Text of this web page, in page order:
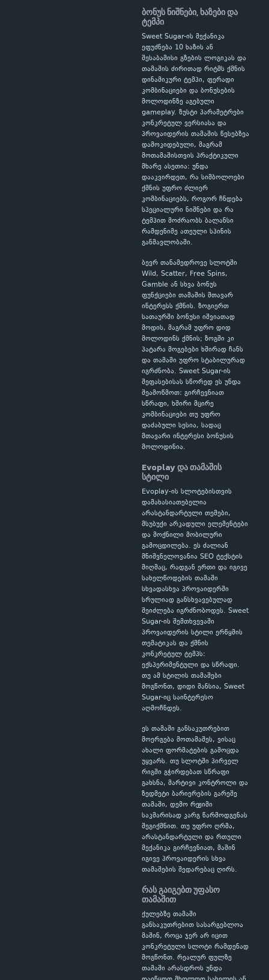
ბონუს ნიშნები, ხაზები და
ტემპი
Sweet Sugar-ის მექანიკა
ეფუძნება 10 ხაზის ან
შესაბამისი გზების ლოგიკას და
თამაშის ძირითად რიტმს ქმნის
დინამიკური ტემპი, ფერადი
კომბინაციები და ბონუსების
მოლოდინზე აგებული
gameplay. ზუსტი პარამეტრები
კონკრეტულ ვერსიასა და
პროვაიდერის თამაშის წესებზეა
დამოკიდებული, მაგრამ
მოთამაშისთვის პრაქტიკული
მხარე ასეთია: უნდა
დააკვირდეთ, რა სიმბოლოები
ქმნის უფრო ძლიერ
კომბინაციებს, როგორ ჩნდება
სპეციალური ნიშნები და რა
ტემპით მოძრაობს ბალანსი
რამდენიმე ათეული სპინის
განმავლობაში.
ბევრ თანამედროვე სლოტში
Wild, Scatter, Free Spins,
Gamble ან სხვა ბონუს
ფუნქციები თამაშის მთავარ
ინტერესს ქმნის. ზოგიერთ
სათაურში ბონუსი იშვიათად
მოდის, მაგრამ უფრო დიდ
მოლოდინს ქმნის; ზოგში კი
პატარა მოგებები ხშირად ჩანს
და თამაში უფრო სტაბილურად
იგრძნობა. Sweet Sugar-ის
შეფასებისას სწორედ ეს უნდა
შეამოწმოთ: გირჩევნიათ
სწრაფი, ხშირი მცირე
კომბინაციები თუ უფრო
დაძაბული სესია, სადაც
მთავარი ინტერესი ბონუსის
მოლოდინია.
Evoplay და თამაშის
სტილი
Evoplay-ის სლოტებისთვის
დამახასიათებელია
არასტანდარტული თემები,
მსუბუქი არკადული ელემენტები
და მოქნილი მობილური
გამოცდილება. ეს ძალიან
მნიშვნელოვანია SEO ტექსტის
მიღმაც, რადგან ერთი და იგივე
სახელწოდების თამაში
სხვადასხვა პროვაიდერში
სრულიად განსხვავებულად
შეიძლება იგრძნობოდეს. Sweet
Sugar-ის შემთხვევაში
პროვაიდერის სტილი ერწყმის
თემატიკას და ქმნის
კონკრეტულ ტემპს:
ექსპერიმენტული და სწრაფი.
თუ ამ სტილის თამაშები
მოგწონთ, დიდი შანსია, Sweet
Sugar-იც საინტერესო
აღმოჩნდეს.
ეს თამაში განსაკუთრებით
მოერგება მოთამაშეს, ვისაც
ახალი ფორმატების გამოცდა
უყვარს. თუ სლოტში პირველ
რიგში გჭირდებათ სწრაფი
გახსნა, მარტივი კონტროლი და
ზედმეტი ბარიერების გარეშე
თამაში, დემო რეჟიმი
საკმარისად კარგ წარმოდგენას
შეგიქმნით. თუ უფრო ღრმა,
არასტანდარტული და რთული
მექანიკა გირჩევნიათ, მაშინ
იგივე პროვაიდერის სხვა
თამაშების შედარებაც ღირს.
რას გაიგებთ უფასო
თამაშით
ქულებზე თამაში
განსაკუთრებით სასარგებლოა
მაშინ, როცა ჯერ არ იცით
კონკრეტული სლოტი რამდენად
მოგწონთ. რეალურ ფულზე
თამაში არასდროს უნდა